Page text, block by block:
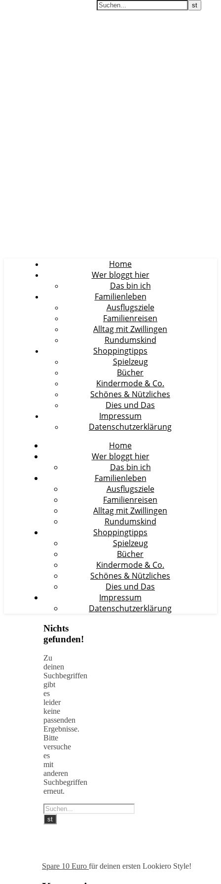
Home
Wer bloggt hier
Das bin ich
Familienleben
Ausflugsziele
Familienreisen
Alltag mit Zwillingen
Rundumskind
Shoppingtipps
Spielzeug
Bücher
Kindermode & Co.
Schönes & Nützliches
Dies und Das
Impressum
Datenschutzerklärung
Home
Wer bloggt hier
Das bin ich
Familienleben
Ausflugsziele
Familienreisen
Alltag mit Zwillingen
Rundumskind
Shoppingtipps
Spielzeug
Bücher
Kindermode & Co.
Schönes & Nützliches
Dies und Das
Impressum
Datenschutzerklärung
Nichts
gefunden!
Zu
deinen
Suchbegriffen
gibt
es
leider
keine
passenden
Ergebnisse.
Bitte
versuche
es
mit
anderen
Suchbegriffen
erneut.
Spare 10 Euro für deinen ersten Lookiero Style!